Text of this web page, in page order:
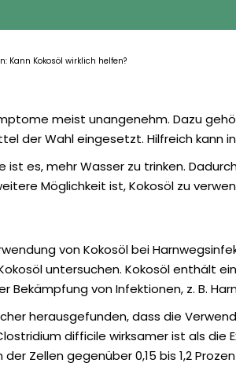
Kann Kokosöl wirklich helfen?
meist unangenehm. Dazu
der Wahl eingesetzt. Hilfreich kann
ist es, mehr Wasser zu trinken.
Möglichkeit ist, Kokosöl zu
von Kokosöl bei
untersuchen. Kokosöl enthält
Bekämpfung von Infektionen, z. B.
herausgefunden, dass die
difficile wirksamer ist als
Zellen gegenüber 0,15 bis 1,2